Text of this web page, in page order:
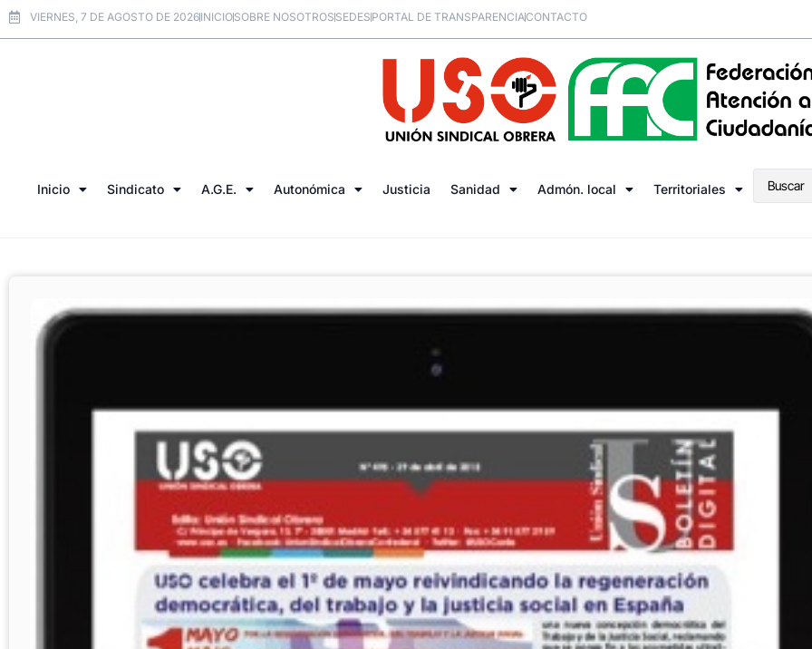
VIERNES, 7 DE AGOSTO DE 2026INICIOSOBRE NOSOTROSSEDESPORTAL DE TRANSPARENCIACONTACTO
Inicio Sindicato A.G.E. Autonómica Justicia Sanidad Admón. local Territoriales